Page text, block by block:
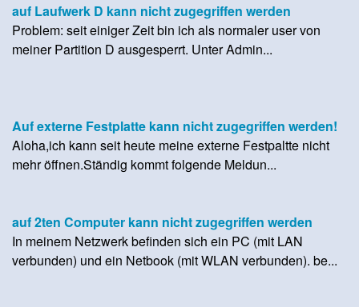
auf Laufwerk D kann nicht zugegriffen werden
Problem: seit einiger Zeit bin ich als normaler user von
meiner Partition D ausgesperrt. Unter Admin...
Auf externe Festplatte kann nicht zugegriffen werden!
Aloha,ich kann seit heute meine externe Festpaltte nicht
mehr öffnen.Ständig kommt folgende Meldun...
auf 2ten Computer kann nicht zugegriffen werden
In meinem Netzwerk befinden sich ein PC (mit LAN
verbunden) und ein Netbook (mit WLAN verbunden). be...